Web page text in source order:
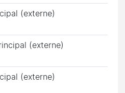
(externe)
(externe)
(externe)